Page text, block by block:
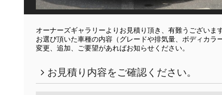
オーナーズギャラリーよりお見積り頂き、有難うございます
お選び頂いた車種の内容（グレードや排気量、ボディカラ
変更、追加、ご要望があればお知らせください。
お見積り内容をご確認ください。